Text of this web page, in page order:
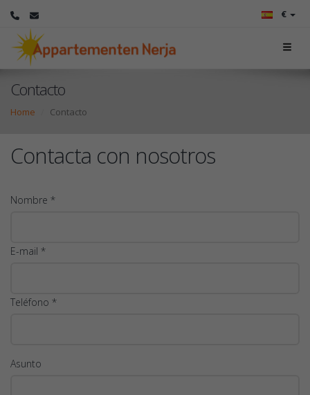
€
Contacto
Home Contacto
Contacta con nosotros
Nombre *
E-mail *
Teléfono *
Asunto